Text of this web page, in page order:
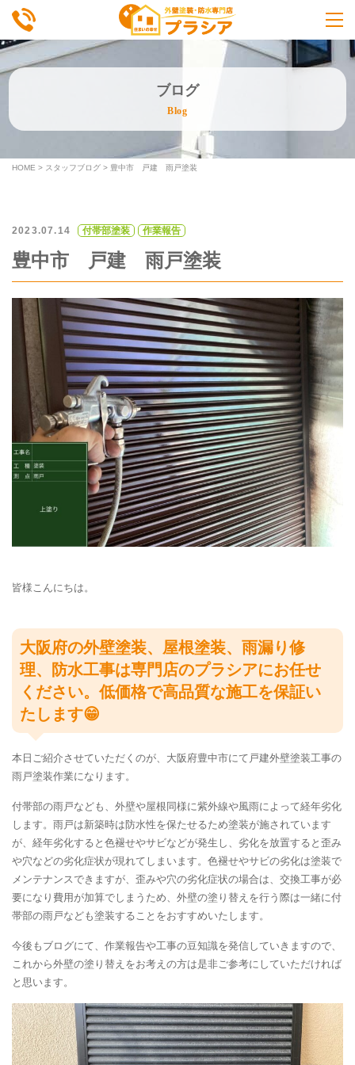
ブログ
Blog
HOME > スタッフブログ > 豊中市 戸建 雨戸塗装
2023.07.14 付帯部塗装 作業報告
豊中市 戸建 雨戸塗装
皆様こんにちは。
大阪府の外壁塗装、屋根塗装、雨漏り修
理、防水工事は専門店のプラシアにお任せ
ください。低価格で高品質な施工を保証い
たします😁
本日ご紹介させていただくのが、大阪府豊中市にて戸建外壁塗装工事の
雨戸塗装作業になります。
付帯部の雨戸なども、外壁や屋根同様に紫外線や風雨によって経年劣化
します。雨戸は新築時は防水性を保たせるため塗装が施されています
が、経年劣化すると色褪せやサビなどが発生し、劣化を放置すると歪み
や穴などの劣化症状が現れてしまいます。色褪せやサビの劣化は塗装で
メンテナンスできますが、歪みや穴の劣化症状の場合は、交換工事が必
要になり費用が加算でしまうため、外壁の塗り替えを行う際は一緒に付
帯部の雨戸なども塗装することをおすすめいたします。
今後もブログにて、作業報告や工事の豆知識を発信していきますので、
これから外壁の塗り替えをお考えの方は是非ご参考にしていただければ
と思います。